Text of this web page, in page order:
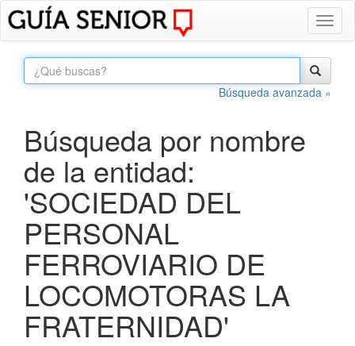
Búsqueda avanzada »
Búsqueda por nombre
de la entidad:
'SOCIEDAD DEL
PERSONAL
FERROVIARIO DE
LOCOMOTORAS LA
FRATERNIDAD'